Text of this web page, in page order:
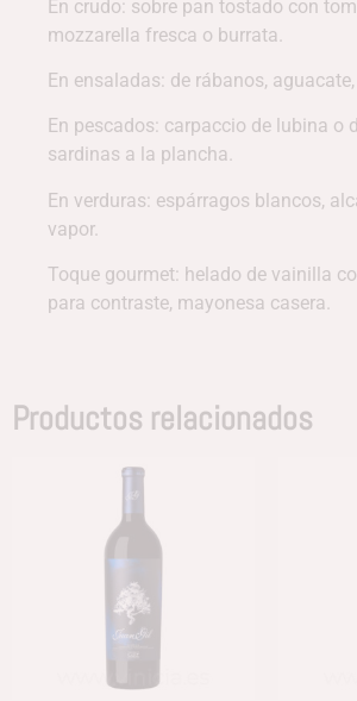
En crudo: sobre pan tostado con
mozzarella fresca o burrata.
En ensaladas: de rábanos,
En pescados: carpaccio de lubina o
sardinas a la plancha.
En verduras: espárragos blancos,
vapor.
Toque gourmet: helado de vainilla
para contraste, mayonesa casera.
Productos relacionados